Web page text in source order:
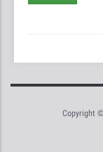
Copyright